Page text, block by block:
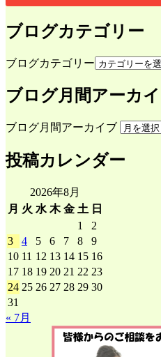
ブログカテゴリー
ブログカテゴリー
ブログ月間アーカ
ブログ月間アーカイブ
投稿カレンダー
2026年8月
月 火 水 木 金 土 日
1
2
3
4 5 6 7 8
9
10 11 12 13 14 15 16
17 18 19 20 21 22 23
24 25 26 27 28 29 30
31
« 7月